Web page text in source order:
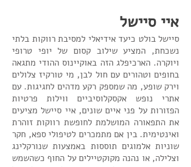
איי סיישל
סיישל בולט כיעד אידיאלי למסיבת רווקות בלתי
נשכחת, המציע שילוב קסום של יופי טרופי
ויוקרה. הארכיפלג הזה באוקיינוס ההודי מתגאה
בחופים וטהורים עם חול לבן, מי טורקיז צלולים
וירק שופע, מה שמספק רקע מדהים לחגיגות. עם
אתרי נופש אקסקלוסיביים ווילות פרטיות
הפזורות על פני איים שונים, איי סיישל מציעים
את התפאורה המושלמת לחופשת רווקות זוהרת
ואינטימית. בין אם מתמכרים לטיפולי ספא, חקר
שוניות אלמוגים תוססות באמצעות שנורקלינג
וצלילה, או נהנה מקוקטיילים על החוף כשהשמש